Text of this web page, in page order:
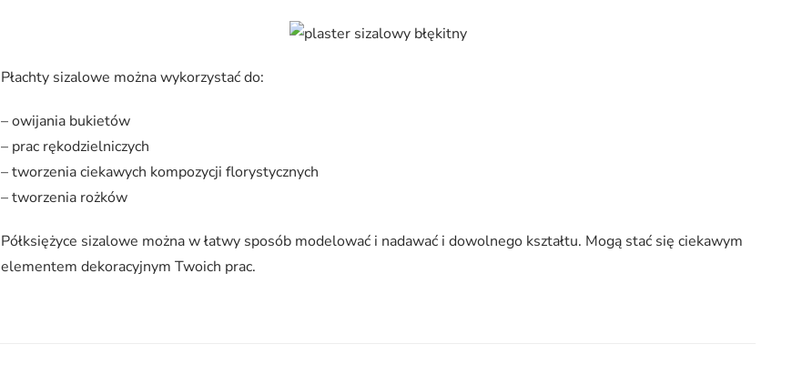
Płachty sizalowe można wykorzystać do:
– owijania bukietów
– prac rękodzielniczych
– tworzenia ciekawych kompozycji florystycznych
– tworzenia rożków
Półksiężyce sizalowe można w łatwy sposób modelować i nadawać i dowolnego kształtu. Mogą stać się ciekawym
elementem dekoracyjnym Twoich prac.